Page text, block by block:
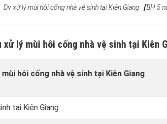
Dv xử lý mùi hôi cống nhà vệ sinh tại Kiên Giang【BH 5
xử lý mùi hôi cống nhà vệ sinh tại Kiên
hôi cống nhà vệ sinh tại Kiên Giang
tại Kiên Giang